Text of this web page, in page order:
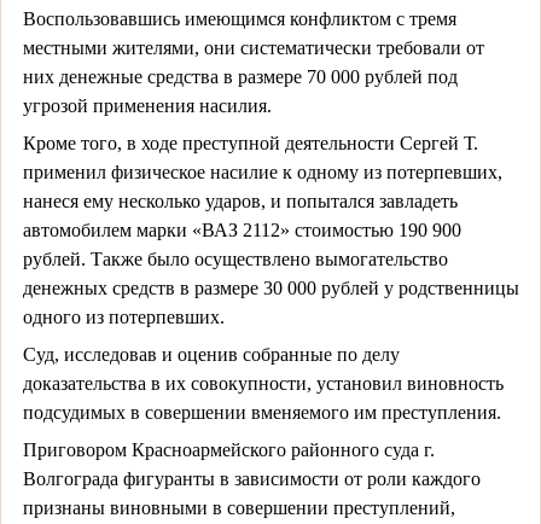
Воспользовавшись имеющимся конфликтом с тремя
местными жителями, они систематически требовали от
них денежные средства в размере 70 000 рублей под
угрозой применения насилия.
Кроме того, в ходе преступной деятельности Сергей Т.
применил физическое насилие к одному из потерпевших,
нанеся ему несколько ударов, и попытался завладеть
автомобилем марки «ВАЗ 2112» стоимостью 190 900
рублей. Также было осуществлено вымогательство
денежных средств в размере 30 000 рублей у родственницы
одного из потерпевших.
Суд, исследовав и оценив собранные по делу
доказательства в их совокупности, установил виновность
подсудимых в совершении вменяемого им преступления.
Приговором Красноармейского районного суда г.
Волгограда фигуранты в зависимости от роли каждого
признаны виновными в совершении преступлений,